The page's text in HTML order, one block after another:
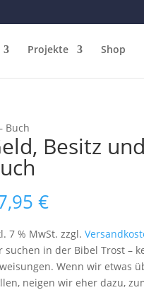
Projekte Shop
Buch
Besitz
€
7 % MwSt. zzgl.
suchen in der Bibel Trost –
Wenn wir etwas
neigen wir eher dazu,